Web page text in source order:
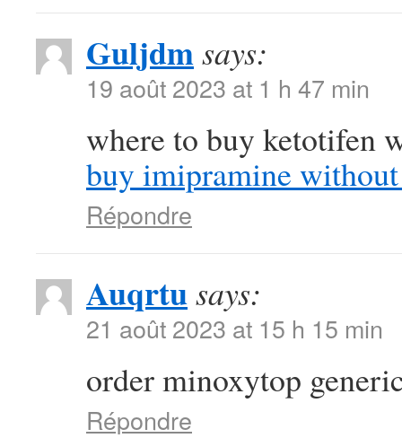
Guljdmsays:
19 août 2023 at 1 h 47 min
where to buy ketotifen
buy imipramine
Répondre
Auqrtusays:
21 août 2023 at 15 h 15 min
order minoxytop
Répondre